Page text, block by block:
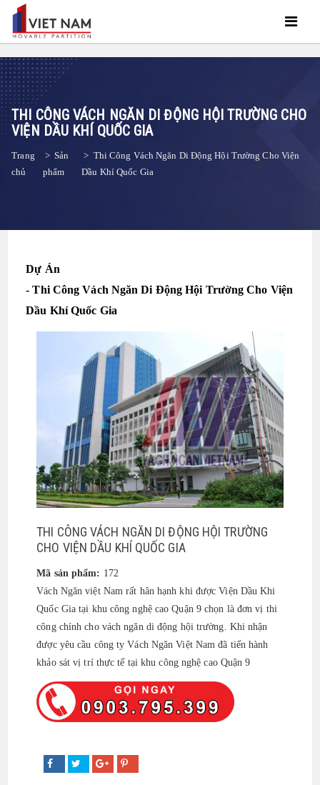
THI CÔNG VÁCH NGĂN DI ĐỘNG HỘI TRƯỜNG CHO
VIỆN DẦU KHÍ QUỐC GIA
Trang
chủ
>Sản
phẩm
> Thi Công Vách Ngăn Di Động Hội Trường Cho Viện
Dầu Khí Quốc Gia
Dự Án
- Thi Công Vách Ngăn Di Động Hội Trường Cho Viện
Dầu Khí Quốc Gia
THI CÔNG VÁCH NGĂN DI ĐỘNG HỘI TRƯỜNG
CHO VIỆN DẦU KHÍ QUỐC GIA
Mã sản phẩm: 172
Vách Ngăn việt Nam rất hân hạnh khi được Viện Dầu Khi
Quốc Gia tại khu công nghệ cao Quận 9 chọn là đơn vị thi
công chính cho vách ngăn di động hội trường. Khi nhận
được yêu cầu công ty Vách Ngăn Việt Nam đã tiến hành
khảo sát vị trí thực tế tại khu công nghệ cao Quận 9